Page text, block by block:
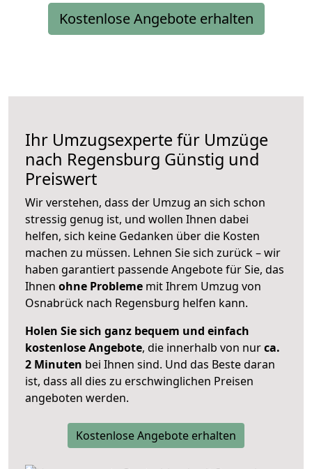
Kostenlose Angebote erhalten
Ihr Umzugsexperte für Umzüge
nach Regensburg Günstig und
Preiswert
Wir verstehen, dass der Umzug an sich schon
stressig genug ist, und wollen Ihnen dabei
helfen, sich keine Gedanken über die Kosten
machen zu müssen. Lehnen Sie sich zurück – wir
haben garantiert passende Angebote für Sie, das
Ihnen ohne Probleme mit Ihrem Umzug von
Osnabrück nach Regensburg helfen kann.
Holen Sie sich ganz bequem und einfach
kostenlose Angebote, die innerhalb von nurca.
2 Minuten bei Ihnen sind. Und das Beste daran
ist, dass all dies zu erschwinglichen Preisen
angeboten werden.
Kostenlose Angebote erhalten